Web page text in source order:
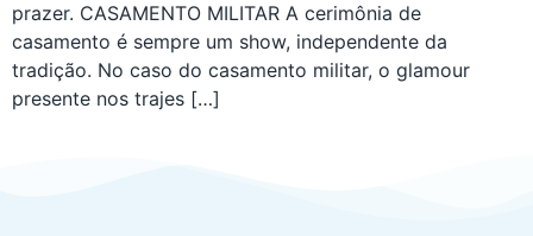
prazer. CASAMENTO MILITAR A cerimônia de
casamento é sempre um show, independente da
tradição. No caso do casamento militar, o glamour
presente nos trajes […]